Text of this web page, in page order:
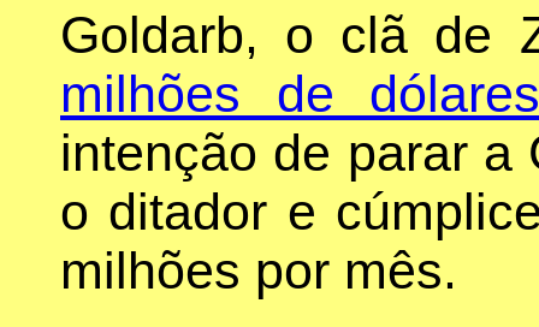
Goldarb, o clã de
milhões de
intenção de parar a
o ditador e
milhões por mês.